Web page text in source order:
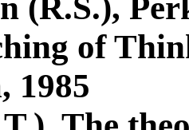
(R.S.),
of
1985